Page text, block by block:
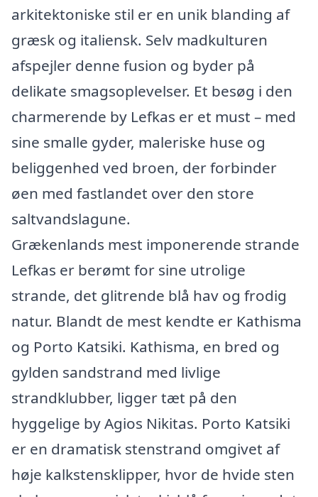
arkitektoniske stil er en unik blanding af
græsk og italiensk. Selv madkulturen
afspejler denne fusion og byder på
delikate smagsoplevelser. Et besøg i den
charmerende by Lefkas er et must – med
sine smalle gyder, maleriske huse og
beliggenhed ved broen, der forbinder
øen med fastlandet over den store
saltvandslagune.
Grækenlands mest imponerende strande
Lefkas er berømt for sine utrolige
strande, det glitrende blå hav og frodig
natur. Blandt de mest kendte er Kathisma
og Porto Katsiki. Kathisma, en bred og
gylden sandstrand med livlige
strandklubber, ligger tæt på den
hyggelige by Agios Nikitas. Porto Katsiki
er en dramatisk stenstrand omgivet af
høje kalkstensklipper, hvor de hvide sten